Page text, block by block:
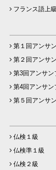
フランス語上
第１回アンサ
第２回アンサ
第3回アンサン
第4回アンサン
第５回アンサ
仏検１級
仏検準１級
仏検２級